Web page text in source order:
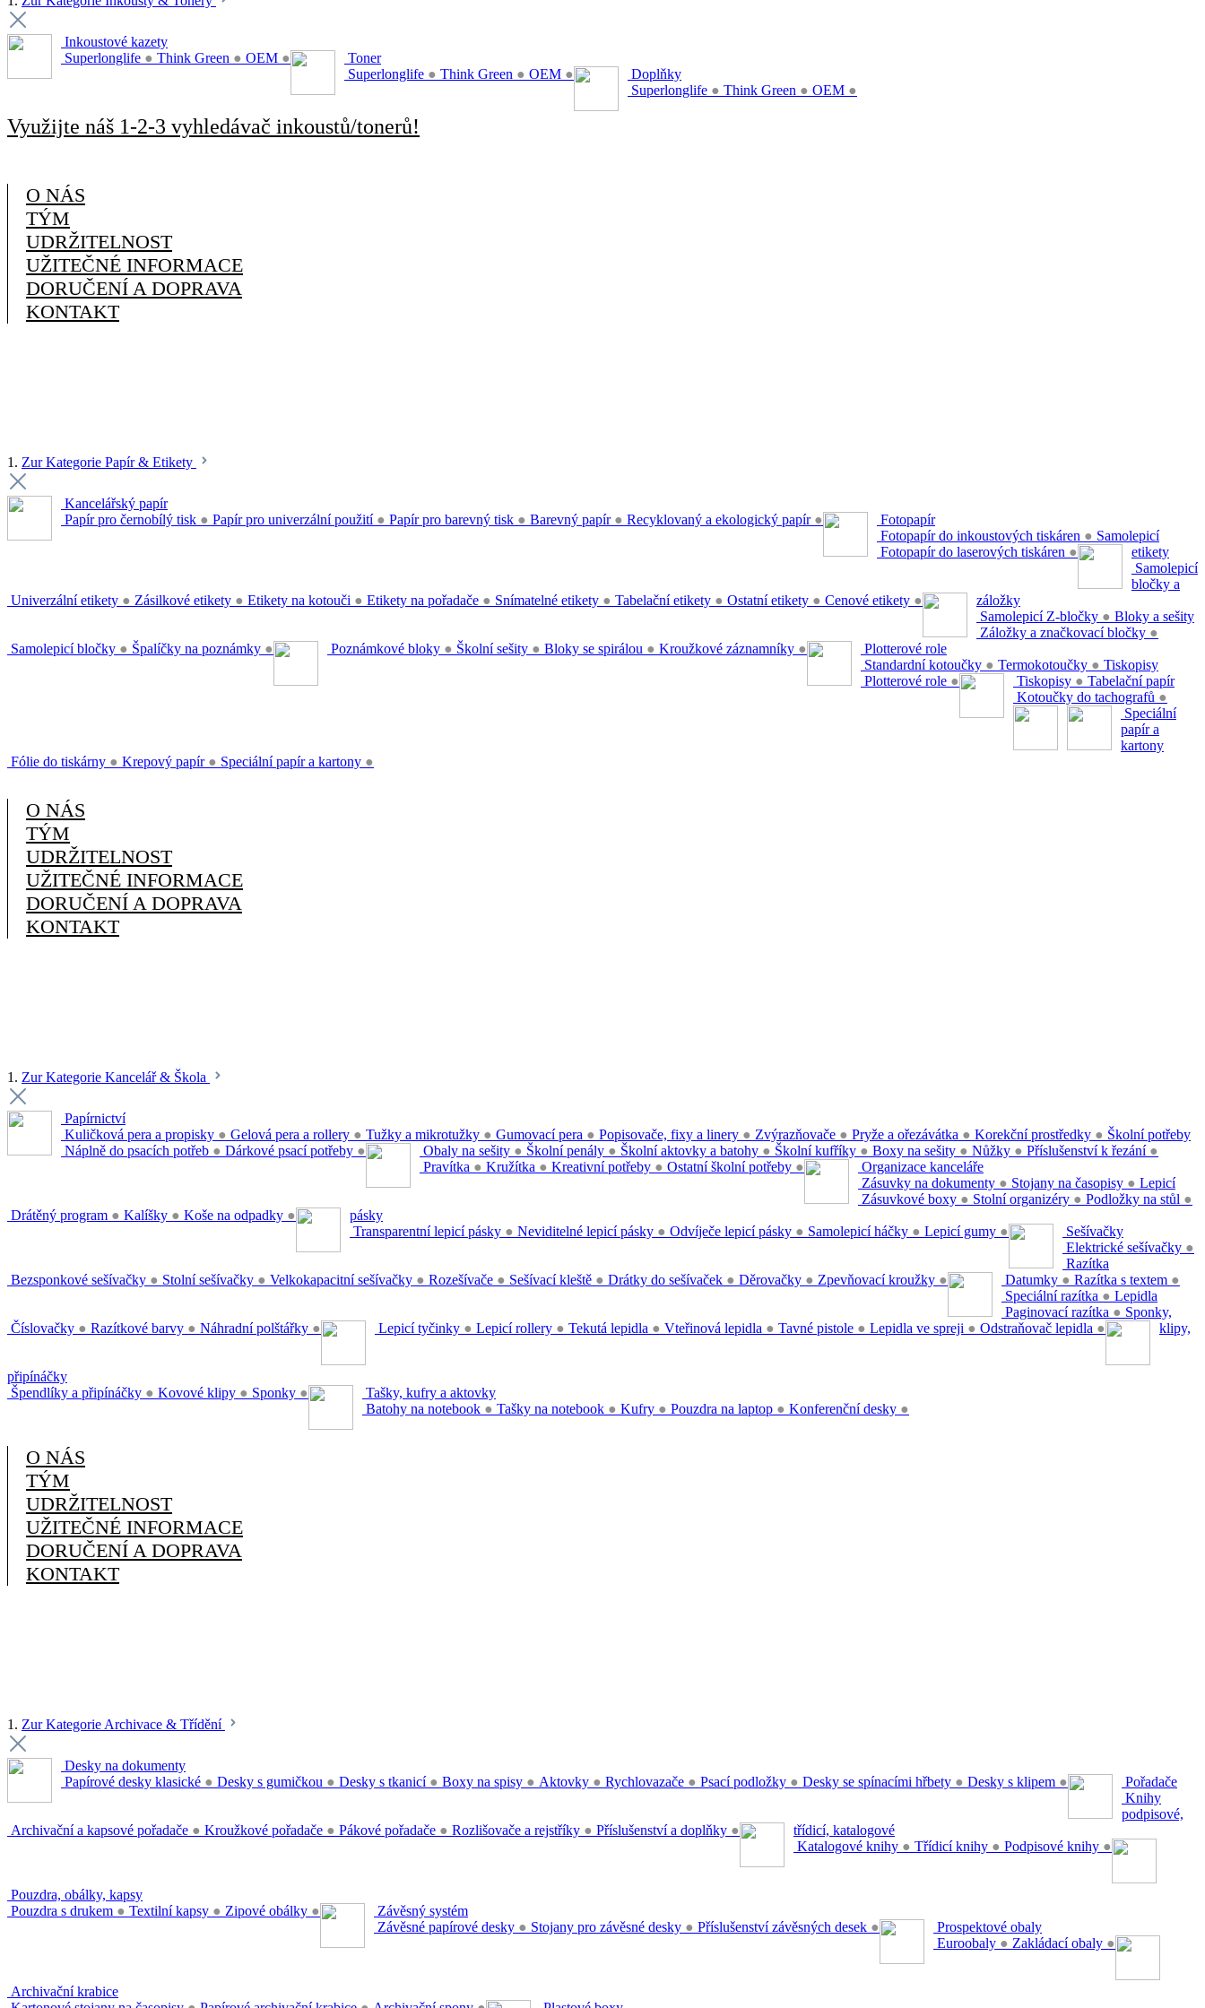
Inkoustové kazety
Superlonglife ● Think Green ● OEM ●
Toner
Superlonglife ● Think Green ● OEM ●
Doplňky
Superlonglife ● Think Green ● OEM ●
Využijte náš 1-2-3 vyhledávač inkoustů/tonerů!
O NÁS
TÝM
UDRŽITELNOST
UŽITEČNÉ INFORMACE
DORUČENÍ A DOPRAVA
KONTAKT
1. Zur Kategorie Papír & Etikety
Kancelářský papír
Papír pro černobílý tisk ● Papír pro univerzální použití ● Papír pro barevný tisk ● Barevný papír ● Recyklovaný a ekologický papír ●
Fotopapír
Fotopapír do inkoustových tiskáren ●
Fotopapír do laserových tiskáren ●
Samolepicí
etikety
Univerzální etikety ● Zásilkové etikety ● Etikety na kotouči ● Etikety na pořadače ● Snímatelné etikety ● Tabelační etikety ● Ostatní etikety ● Cenové etikety ●
Samolepicí
bločky a
záložky
Samolepicí Z-bločky ●
Záložky a značkovací bločky ●
Samolepicí bločky ● Špalíčky na poznámky ●
Bloky a sešity
Poznámkové bloky ● Školní sešity ● Bloky se spirálou ● Kroužkové záznamníky ●
Plotterové role
Standardní kotoučky ● Termokotoučky ●
Plotterové role ●
Tiskopisy
Tiskopisy ●
Kotoučky do tachografů ●
Tabelační papír
Speciální
papír a
kartony
Fólie do tiskárny ● Krepový papír ● Speciální papír a kartony ●
O NÁS
TÝM
UDRŽITELNOST
UŽITEČNÉ INFORMACE
DORUČENÍ A DOPRAVA
KONTAKT
1. Zur Kategorie Kancelář & Škola
Papírnictví
Kuličková pera a propisky ● Gelová pera a rollery ● Tužky a mikrotužky ● Gumovací pera ● Popisovače, fixy a linery ● Zvýrazňovače ● Pryže a ořezávátka ● Korekční prostředky ●
Náplně do psacích potřeb ● Dárkové psací potřeby ●
Školní potřeby
Obaly na sešity ● Školní penály ● Školní aktovky a batohy ● Školní kufříky ● Boxy na sešity ● Nůžky ● Příslušenství k řezání ●
Pravítka ● Kružítka ● Kreativní potřeby ● Ostatní školní potřeby ●
Organizace kanceláře
Zásuvky na dokumenty ● Stojany na časopisy ●
Zásuvkové boxy ● Stolní organizéry ● Podložky na stůl ●
Drátěný program ● Kalíšky ● Koše na odpadky ●
Lepicí
pásky
Transparentní lepicí pásky ● Neviditelné lepicí pásky ● Odvíječe lepicí pásky ● Samolepicí háčky ● Lepicí gumy ●
Sešívačky
Elektrické sešívačky ●
Bezsponkové sešívačky ● Stolní sešívačky ● Velkokapacitní sešívačky ● Rozešívače ● Sešívací kleště ● Drátky do sešívaček ● Děrovačky ● Zpevňovací kroužky ●
Razítka
Datumky ● Razítka s textem ●
Speciální razítka ●
Paginovací razítka ●
Číslovačky ● Razítkové barvy ● Náhradní polštářky ●
Lepidla
Lepicí tyčinky ● Lepicí rollery ● Tekutá lepidla ● Vteřinová lepidla ● Tavné pistole ● Lepidla ve spreji ● Odstraňovač lepidla ●
Sponky,
klipy,
připínáčky
Špendlíky a připínáčky ● Kovové klipy ● Sponky ●
Tašky, kufry a aktovky
Batohy na notebook ● Tašky na notebook ● Kufry ● Pouzdra na laptop ● Konferenční desky ●
O NÁS
TÝM
UDRŽITELNOST
UŽITEČNÉ INFORMACE
DORUČENÍ A DOPRAVA
KONTAKT
1. Zur Kategorie Archivace & Třídění
Desky na dokumenty
Papírové desky klasické ● Desky s gumičkou ● Desky s tkanicí ● Boxy na spisy ● Aktovky ● Rychlovazače ● Psací podložky ● Desky se spínacími hřbety ● Desky s klipem ● Pořadače
Archivační a kapsové pořadače ● Kroužkové pořadače ● Pákové pořadače ● Rozlišovače a rejstříky ● Příslušenství a doplňky ●
Knihy
podpisové,
třídicí, katalogové
Katalogové knihy ● Třídicí knihy ● Podpisové knihy ●
Pouzdra, obálky, kapsy
Pouzdra s drukem ● Textilní kapsy ● Zipové obálky ●
Závěsný systém
Závěsné papírové desky ● Stojany pro závěsné desky ● Příslušenství závěsných desek ●
Prospektové obaly
Euroobaly ● Zakládací obaly ●
Archivační krabice